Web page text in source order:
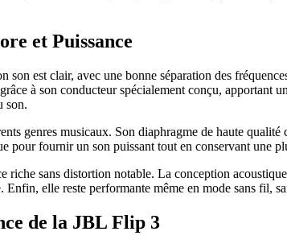
et Puissance
est clair, avec une bonne séparation des
à son conducteur spécialement conçu, apportant
son.
genres musicaux. Son diaphragme de haute
pour fournir un son puissant tout en conservant une
riche sans distortion notable. La conception
elle reste performante même en mode sans fil,
de la JBL Flip 3